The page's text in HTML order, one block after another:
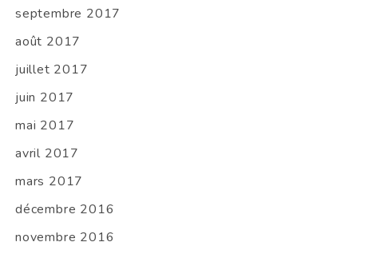
septembre 2017
août 2017
juillet 2017
juin 2017
mai 2017
avril 2017
mars 2017
décembre 2016
novembre 2016